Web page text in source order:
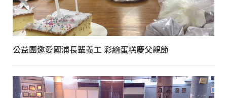
公益團邀愛國浦長輩義工 彩繪蛋糕慶父親節